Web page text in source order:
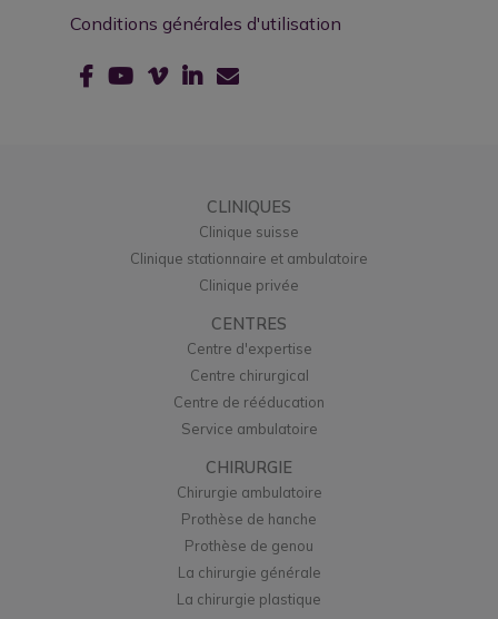
Conditions générales d'utilisation
CLINIQUES
Clinique suisse
Clinique stationnaire et ambulatoire
Clinique privée
CENTRES
Centre d'expertise
Centre chirurgical
Centre de rééducation
Service ambulatoire
CHIRURGIE
Chirurgie ambulatoire
Prothèse de hanche
Prothèse de genou
La chirurgie générale
La chirurgie plastique